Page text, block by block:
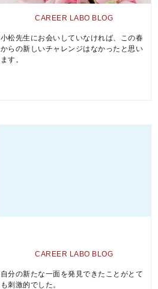
CAREER LABO BLOG
小松先生にお会いしていなければ、この春
からの新しいチャレンジはなかったと思い
ます。
CAREER LABO BLOG
自分の新たな一面を発見できたことがとて
も刺激的でした。